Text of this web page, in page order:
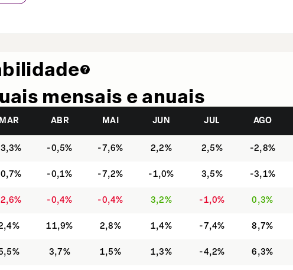
mensais e anuais
MAR ABR MAI JUN JUL AGO
-0,5% -7,6% 2,2% 2,5% -2,8%
-0,1% -7,2% -1,0% 3,5% -3,1%
-0,4% -0,4% 3,2% -1,0% 0,3%
11,9% 2,8% 1,4% -7,4% 8,7%
3,7% 1,5% 1,3% -4,2% 6,3%